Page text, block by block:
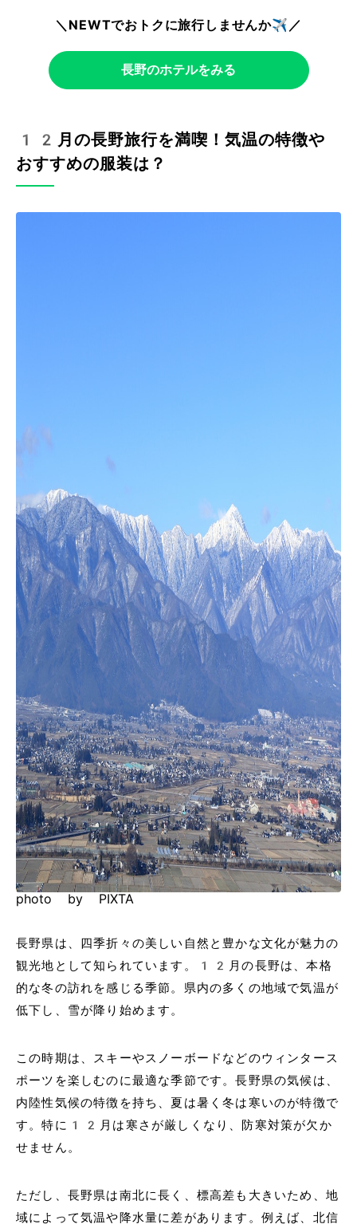
＼NEWTでおトクに旅行しませんか✈️／
長野のホテルをみる
12月の長野旅行を満喫！気温の特徴や
おすすめの服装は？
photo by PIXTA
長野県は、四季折々の美しい自然と豊かな文化が魅力の
観光地として知られています。12月の長野は、本格
的な冬の訪れを感じる季節。県内の多くの地域で気温が
低下し、雪が降り始めます。
この時期は、スキーやスノーボードなどのウィンタース
ポーツを楽しむのに最適な季節です。長野県の気候は、
内陸性気候の特徴を持ち、夏は暑く冬は寒いのが特徴で
す。特に12月は寒さが厳しくなり、防寒対策が欠か
せません。
ただし、長野県は南北に長く、標高差も大きいため、地
域によって気温や降水量に差があります。例えば、北信